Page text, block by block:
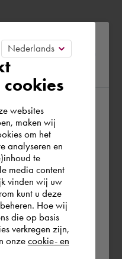
current
in Rest of
in which country
websites
maken wij
om het
analyseren en
te
media content
vinden wij uw
kunt u deze
Hoe wij
die op basis
verkregen zijn,
onze cookie- en